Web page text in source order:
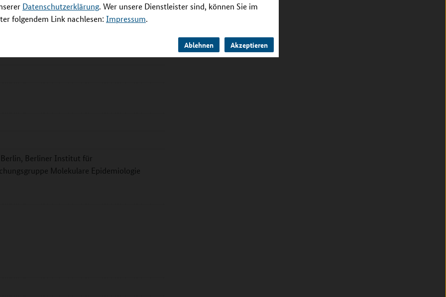
Datenschutzerklärung. Wer unsere Dienstleister sind, können Sie im
folgendem Link nachlesen: Impressum.
Ablehnen Akzeptieren
Berliner Institut für
Molekulare Epidemiologie